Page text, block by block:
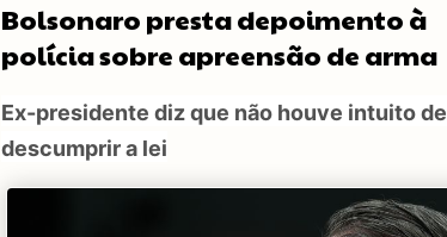
Bolsonaro presta depoimento à
polícia sobre apreensão de arma
Ex-presidente diz que não houve intuito de
descumprir a lei